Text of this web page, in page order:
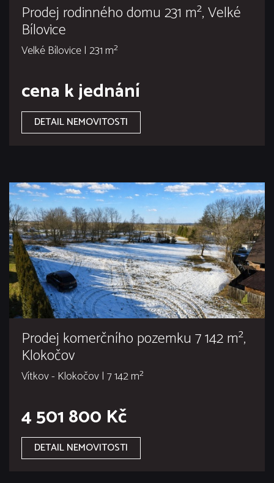
Prodej rodinného domu 231 m², Velké
Bílovice
Velké Bílovice | 231 m²
cena k jednání
DETAIL NEMOVITOSTI
Prodej komerčního pozemku 7 142 m²,
Klokočov
Vítkov - Klokočov | 7 142 m²
4 501 800 Kč
DETAIL NEMOVITOSTI